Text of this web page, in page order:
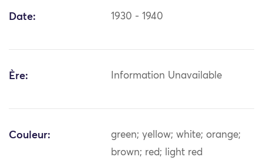
Date: 1930 - 1940
Ère: Information Unavailable
Couleur:
green; yellow; white; orange;
brown; red; light red